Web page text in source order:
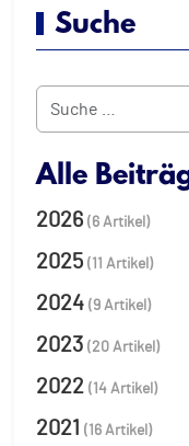
Suche
Suchen
Alle
2026 (6 Artikel)
2025 (11 Artikel)
2024 (9 Artikel)
2023 (20 Artikel)
2022 (14 Artikel)
2021 (16 Artikel)